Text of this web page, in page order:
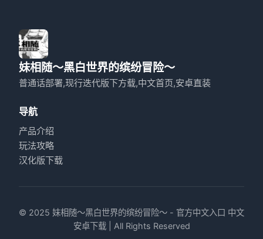
妹相随～黑白世界的缤纷冒险～
普通话部署,现行迭代版下方载,中文首页,安卓直装
导航
产品介绍
玩法攻略
汉化版下载
© 2025 妹相随～黑白世界的缤纷冒险～ - 官方中文入口 中文
安卓下载 | All Rights Reserved